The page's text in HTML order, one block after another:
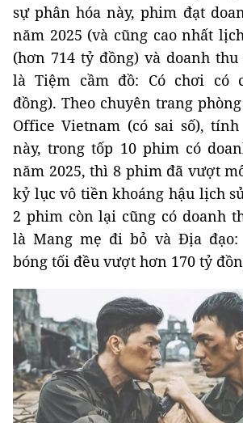
sự phân hóa này, phim đạt
năm 2025 (và cũng cao nhất
(hơn 714 tỷ đồng) và doanh
là Tiệm cầm đồ: Có chơi có
đồng). Theo chuyên trang
Office Vietnam (có sai số),
này, trong tốp 10 phim có
năm 2025, thì 8 phim đã vượt
kỷ lục vô tiền khoáng hậu lịch
2 phim còn lại cũng có doanh
là Mang mẹ đi bỏ và Địa
bóng tối đều vượt hơn 170 tỷ